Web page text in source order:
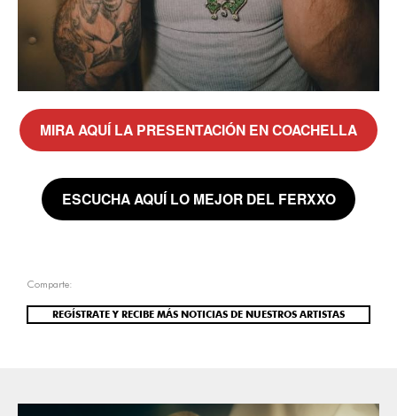
MIRA AQUÍ LA PRESENTACIÓN EN COACHELLA
ESCUCHA AQUÍ LO MEJOR DEL FERXXO
Comparte:
REGÍSTRATE Y RECIBE MÁS NOTICIAS DE NUESTROS ARTISTAS